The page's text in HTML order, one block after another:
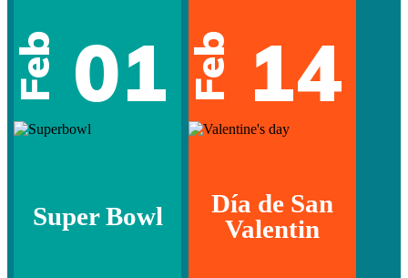
Feb 01
Super Bowl
Feb 14
Día de San
Valentin